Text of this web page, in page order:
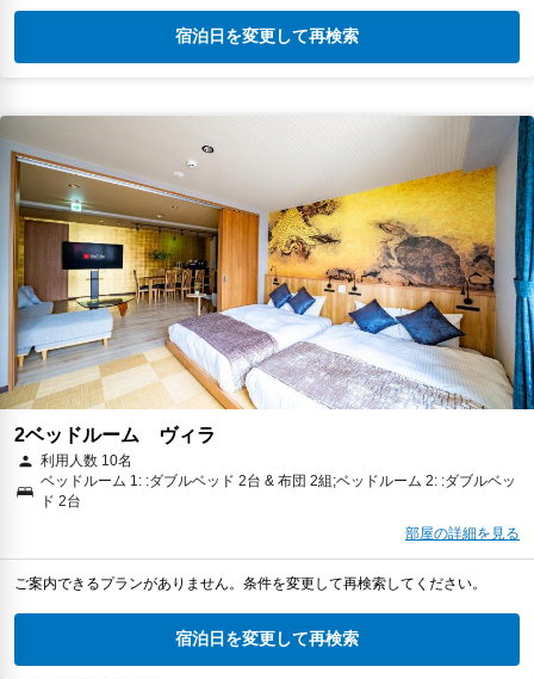
宿泊日を変更して再検索
2ベッドルーム ヴィラ
利用人数 10名
ベッドルーム 1: :ダブルベッド 2台 & 布団 2組;ベッドルーム 2: :ダブルベッ
ド 2台
部屋の詳細を見る
ご案内できるプランがありません。条件を変更して再検索してください。
宿泊日を変更して再検索